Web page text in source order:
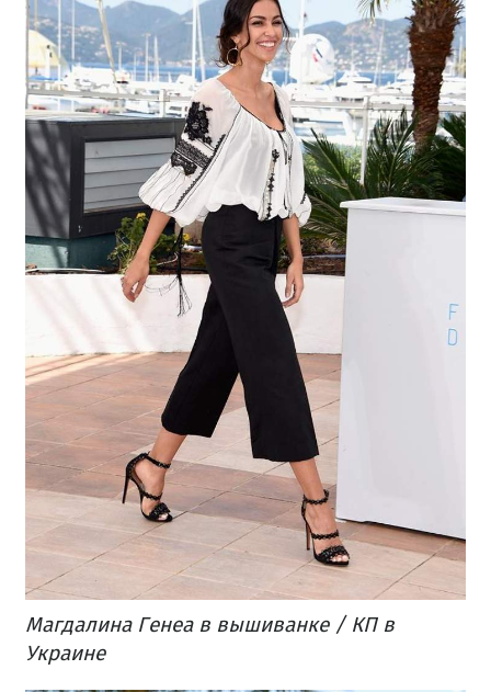
Магдалина Генеа в вышиванке / КП в
Украине